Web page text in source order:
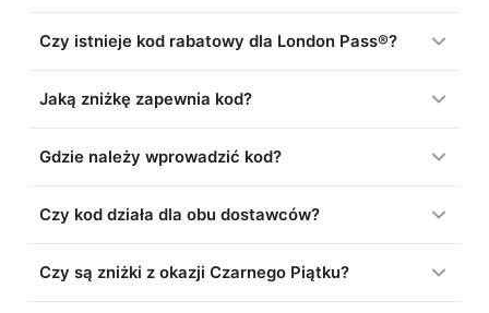
Czy istnieje kod rabatowy dla London Pass®?
Jaką zniżkę zapewnia kod?
Gdzie należy wprowadzić kod?
Czy kod działa dla obu dostawców?
Czy są zniżki z okazji Czarnego Piątku?